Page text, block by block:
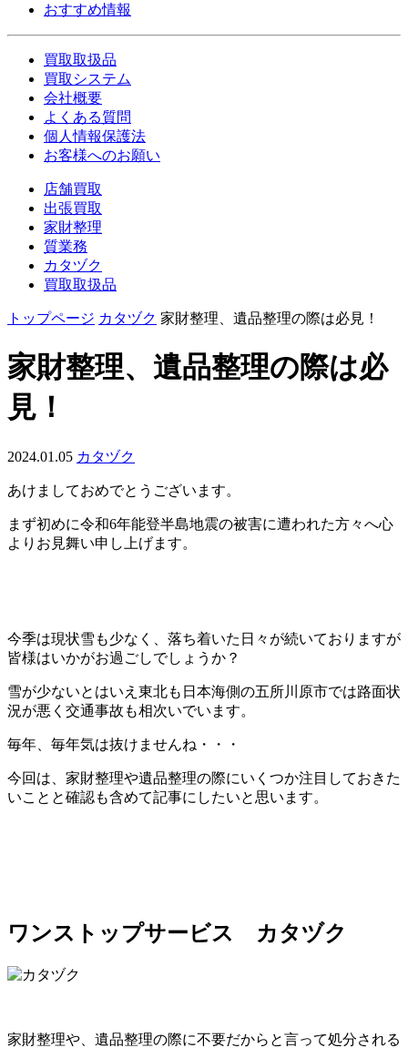
おすすめ情報
買取取扱品
買取システム
会社概要
よくある質問
個人情報保護法
お客様へのお願い
店舗買取
出張買取
家財整理
質業務
カタヅク
買取取扱品
トップページ カタヅク 家財整理、遺品整理の際は必見！
家財整理、遺品整理の際は必
見！
2024.01.05 カタヅク
あけましておめでとうございます。
まず初めに令和6年能登半島地震の被害に遭われた方々へ心
よりお見舞い申し上げます。
今季は現状雪も少なく、落ち着いた日々が続いておりますが
皆様はいかがお過ごしでしょうか？
雪が少ないとはいえ東北も日本海側の五所川原市では路面状
況が悪く交通事故も相次いでいます。
毎年、毎年気は抜けませんね・・・
今回は、家財整理や遺品整理の際にいくつか注目しておきた
いことと確認も含めて記事にしたいと思います。
ワンストップサービス カタヅク
家財整理や、遺品整理の際に不要だからと言って処分される